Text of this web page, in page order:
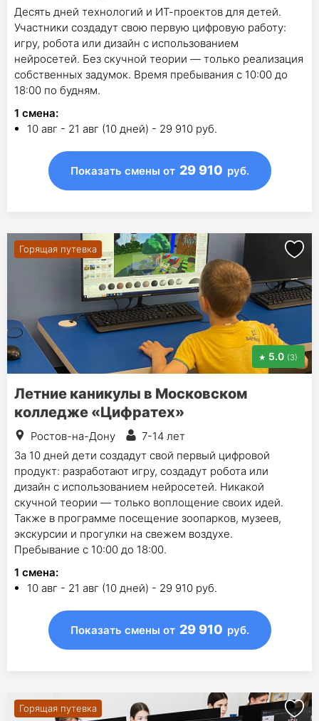
Десять дней технологий и ИТ-проектов для детей.
Участники создадут свою первую цифровую работу:
игру, робота или дизайн с использованием
нейросетей. Без скучной теории — только реализация
собственных задумок. Время пребывания с 10:00 до
18:00 по будням.
1 смена:
10 авг - 21 авг (10 дней) - 29 910 руб.
Показать смены от 29 910 руб.
Горящая путевка
5.0 (3)
Летние каникулы в Московском
колледже «Цифратех»
Ростов-на-Дону
7-14 лет
За 10 дней дети создадут свой первый цифровой
продукт: разработают игру, создадут робота или
дизайн с использованием нейросетей. Никакой
скучной теории — только воплощение своих идей.
Также в программе посещение зоопарков, музеев,
экскурсии и прогулки на свежем воздухе.
Пребывание с 10:00 до 18:00.
1 смена:
10 авг - 21 авг (10 дней) - 29 910 руб.
Показать смены от 29 910 руб.
Горящая путевка